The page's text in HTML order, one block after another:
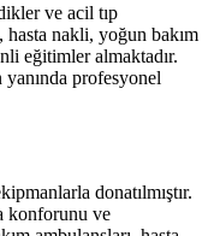
ve acil tıp
nakli, yoğun bakım
eğitimler almaktadır.
yanında profesyonel
donatılmıştır.
konforunu ve